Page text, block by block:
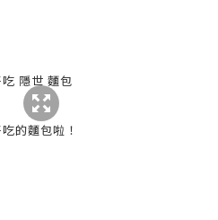
的麵包啦！